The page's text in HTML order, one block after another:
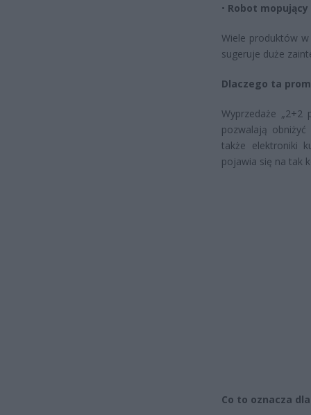
• Robot
Wiele produktów w
sugeruje duże
Dlaczego ta
Wyprzedaże
pozwalają
także elektroniki
pojawia się na tak
Co to oznacza